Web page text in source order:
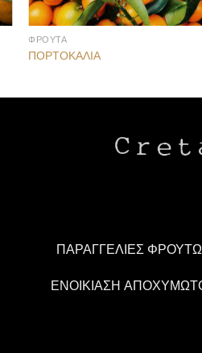
ΦΡΟΥΤΑ
ΠΟΡΤΟΚΑΛΙΑ
ΠΑΡΑΓΓΕΛΙΕΣ
ΕΝΟΙΚΙΑΣΗ